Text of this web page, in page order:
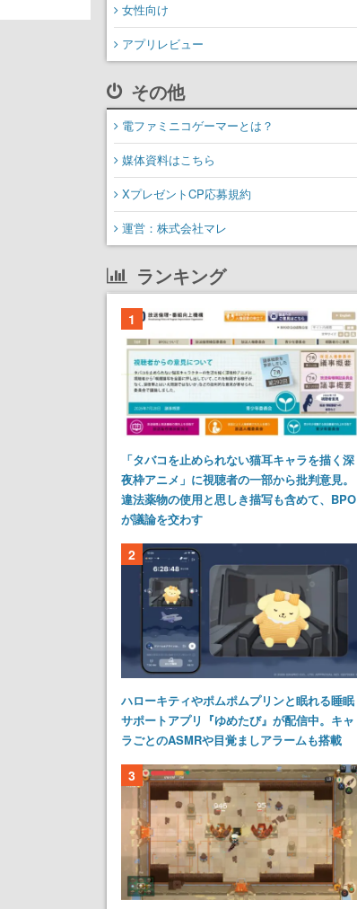
女性向け
アプリレビュー
その他
電ファミニコゲーマーとは？
媒体資料はこちら
XプレゼントCP応募規約
運営：株式会社マレ
ランキング
1
「タバコを止められない猫耳キャラを描く深
夜枠アニメ」に視聴者の一部から批判意見。
違法薬物の使用と思しき描写も含めて、BPO
が議論を交わす
2
ハローキティやポムポムプリンと眠れる睡眠
サポートアプリ『ゆめたび』が配信中。キャ
ラごとのASMRや目覚ましアラームも搭載
3